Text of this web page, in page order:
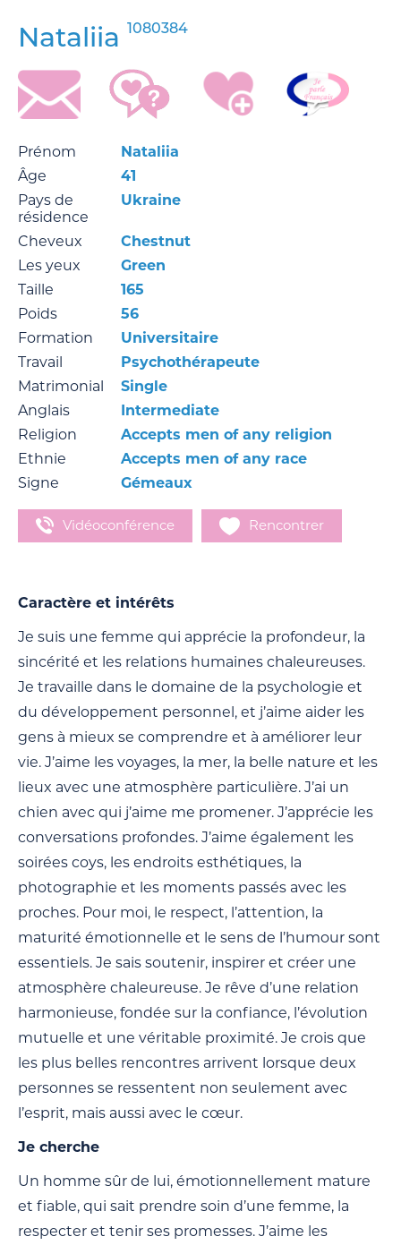
Nataliia 1080384
Prénom
Nataliia
Âge
41
Pays de
résidence
Ukraine
Cheveux
Chestnut
Les yeux
Green
Taille
165
Poids
56
Formation
Universitaire
Travail
Psychothérapeute
Matrimonial
Single
Anglais
Intermediate
Religion
Accepts men of any religion
Ethnie
Accepts men of any race
Signe
Gémeaux
Vidéoconférence Rencontrer
Caractère et intérêts
Je suis une femme qui apprécie la profondeur, la
sincérité et les relations humaines chaleureuses.
Je travaille dans le domaine de la psychologie et
du développement personnel, et j’aime aider les
gens à mieux se comprendre et à améliorer leur
vie. J’aime les voyages, la mer, la belle nature et les
lieux avec une atmosphère particulière. J’ai un
chien avec qui j’aime me promener. J’apprécie les
conversations profondes. J’aime également les
soirées coys, les endroits esthétiques, la
photographie et les moments passés avec les
proches. Pour moi, le respect, l’attention, la
maturité émotionnelle et le sens de l’humour sont
essentiels. Je sais soutenir, inspirer et créer une
atmosphère chaleureuse. Je rêve d’une relation
harmonieuse, fondée sur la confiance, l’évolution
mutuelle et une véritable proximité. Je crois que
les plus belles rencontres arrivent lorsque deux
personnes se ressentent non seulement avec
l’esprit, mais aussi avec le cœur.
Je cherche
Un homme sûr de lui, émotionnellement mature
et fiable, qui sait prendre soin d’une femme, la
respecter et tenir ses promesses. J’aime les